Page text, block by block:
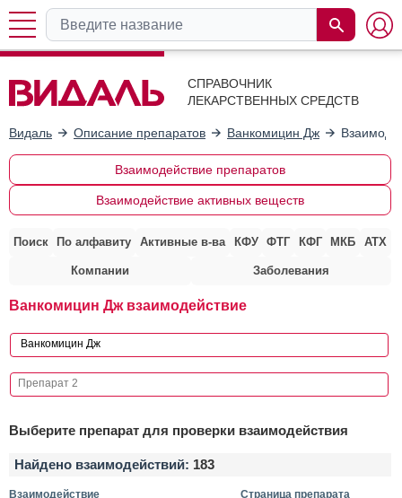
СПРАВОЧНИК
ЛЕКАРСТВЕННЫХ СРЕДСТВ
Видаль Описание препаратов Ванкомицин Дж
Взаимодействие препаратов
Взаимодействие активных веществ
Поиск По алфавиту Активные в-ва КФУ ФТГ КФГ МКБ АТХ
Компании Заболевания
Ванкомицин Дж взаимодействие
Выберите препарат для проверки взаимодействия
Найдено взаимодействий: 183
Взаимодействие Страница препарата